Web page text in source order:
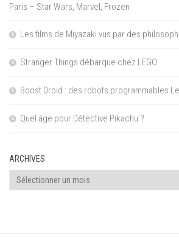
Paris – Star Wars, Marvel, Frozen
Les films de Miyazaki vus par des
Stranger Things débarque chez LEGO
Boost Droid : des robots programmables
Quel âge pour Détective Pikachu ?
ARCHIVES
Archives